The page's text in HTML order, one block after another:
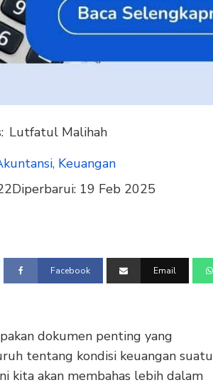
Lutfatul Malihah
, Keuangan
Diperbarui: 19 Feb 2025
Facebook Email
dokumen penting yang
tentang kondisi keuangan suatu
kita akan membahas lebih dalam